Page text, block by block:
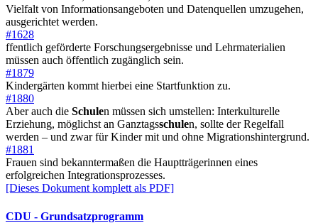
Vielfalt von Informationsangeboten und Datenquellen umzugehen,
ausgerichtet werden.
#1628
ffentlich geförderte Forschungsergebnisse und Lehrmaterialien
müssen auch öffentlich zugänglich sein.
#1879
Kindergärten kommt hierbei eine Startfunktion zu.
#1880
Aber auch die Schulen müssen sich umstellen: Interkulturelle
Erziehung, möglichst an Ganztagsschulen, sollte der Regelfall
werden – und zwar für Kinder mit und ohne Migrationshintergrund.
#1881
Frauen sind bekanntermaßen die Hauptträgerinnen eines
erfolgreichen Integrationsprozesses.
[Dieses Dokument komplett als PDF]
CDU - Grundsatzprogramm